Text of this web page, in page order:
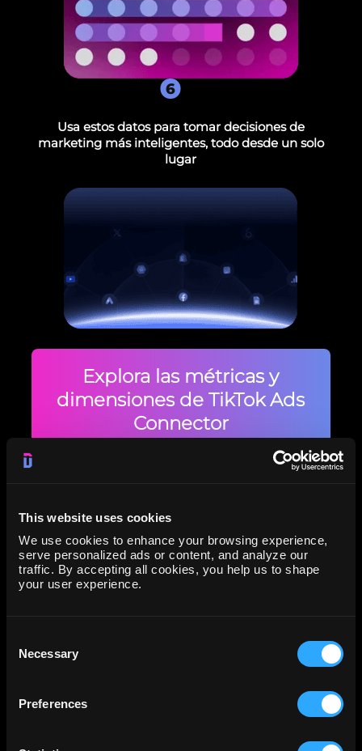
This website uses cookies
We use cookies to enhance your browsing experience,
serve personalized ads or content, and analyze our
traffic. By accepting all cookies, you help us to shape
your user experience.
Selection
Necessary
Preferences
Usa estos datos para tomar decisiones de
marketing más inteligentes, todo desde un solo
lugar
6
Explora las métricas y
dimensiones de TikTok Ads
Connector
conector TikTok Ads